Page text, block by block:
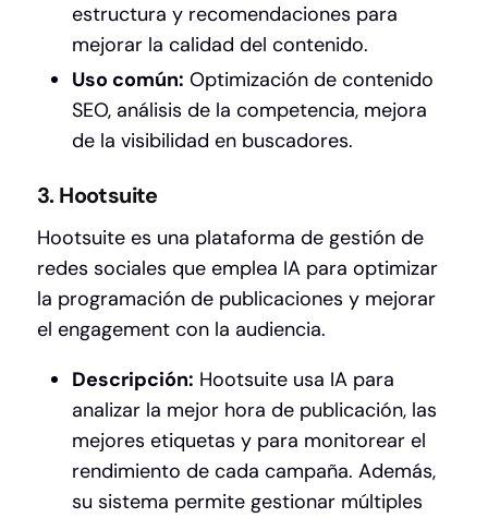
estructura y recomendaciones para
mejorar la calidad del contenido.
Uso común: Optimización de contenido
SEO, análisis de la competencia, mejora
de la visibilidad en buscadores.
3. Hootsuite
Hootsuite es una plataforma de gestión de
redes sociales que emplea IA para optimizar
la programación de publicaciones y mejorar
el engagement con la audiencia.
Descripción: Hootsuite usa IA para
analizar la mejor hora de publicación, las
mejores etiquetas y para monitorear el
rendimiento de cada campaña. Además,
su sistema permite gestionar múltiples